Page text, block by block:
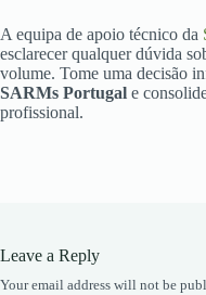
A equipa de apoio técnico da
esclarecer qualquer dúvida
volume. Tome uma decisão
SARMs Portugal e
profissional.
Leave a Reply
Your email address will not be